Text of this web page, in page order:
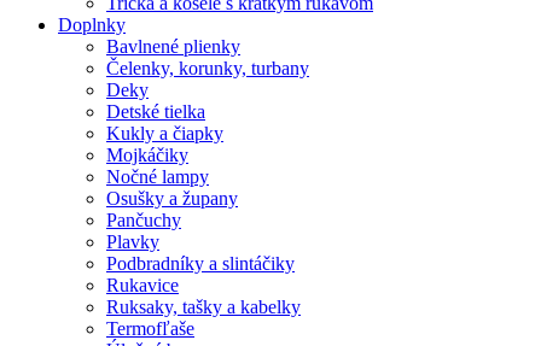
Doplnky
Bavlnené plienky
Čelenky, korunky, turbany
Deky
Detské tielka
Kukly a čiapky
Mojkáčiky
Nočné lampy
Osušky a župany
Pančuchy
Plavky
Podbradníky a slintáčiky
Rukavice
Ruksaky, tašky a kabelky
Termofľaše